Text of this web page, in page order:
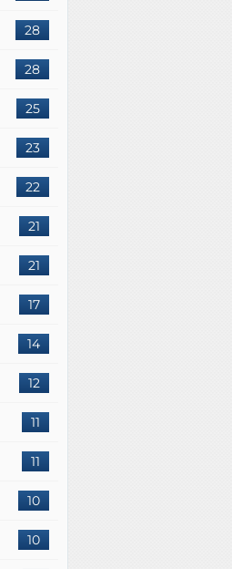
28
28
25
23
22
21
21
17
14
12
11
11
10
10